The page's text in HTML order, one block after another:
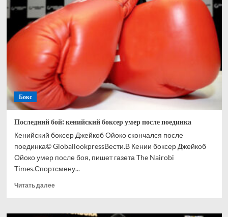
Пакьяо
проведут
реванш
в
сентябре
Бокс
Последний бой: кенийский боксер умер после поединка
Кенийский боксер Джейкоб Ойоко скончался после
поединка© GloballookpressВести.В Кении боксер Джейкоб
Ойоко умер после боя, пишет газета The Nairobi
Times.Спортсмену...
Читать далееПрочитать
Последний